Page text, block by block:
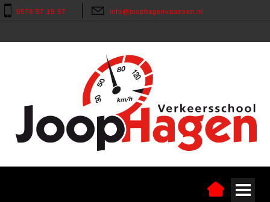
0578 57 19 97 info@joophagenvaassen.nl